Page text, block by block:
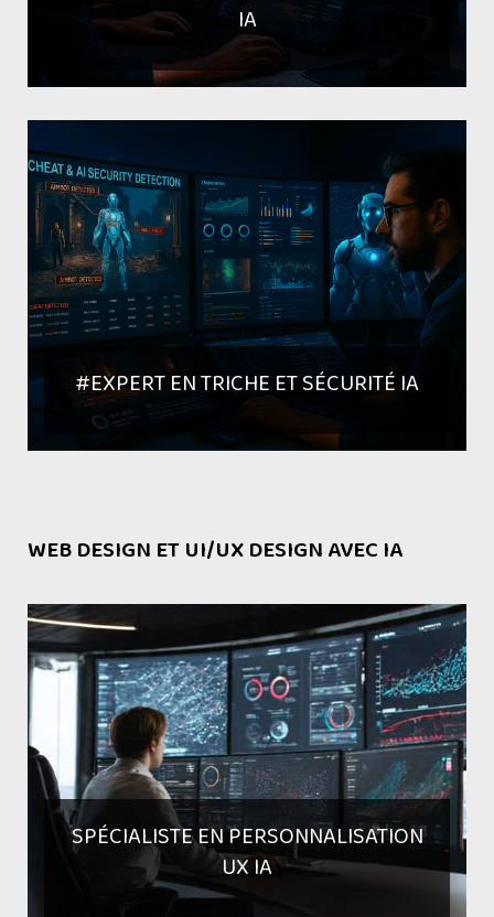
IA
#EXPERT EN TRICHE ET SÉCURITÉ IA
WEB DESIGN ET UI/UX DESIGN AVEC IA
SPÉCIALISTE EN PERSONNALISATION
UX IA